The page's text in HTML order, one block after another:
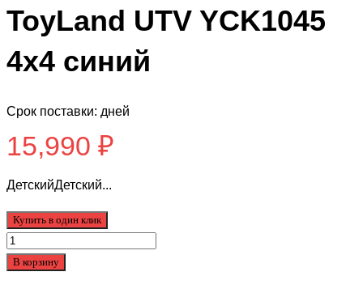
ToyLand UTV YCK1045
4х4 синий
Срок поставки: дней
15,990 ₽
ДетскийДетский...
Купить в один клик
Количество
товара
В корзину